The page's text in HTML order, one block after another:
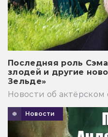
Последняя роль
злодей и другие
Зельде»
Новости об актёрском
Новости